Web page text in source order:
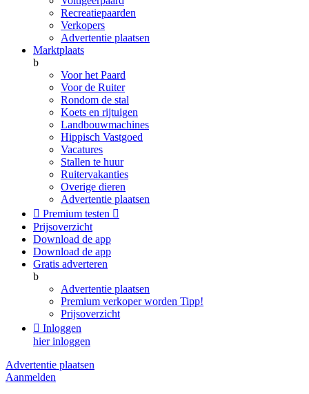
Recreatiepaarden
Verkopers
Advertentie plaatsen
Marktplaats
b
Voor het Paard
Voor de Ruiter
Rondom de stal
Koets en rijtuigen
Landbouwmachines
Hippisch Vastgoed
Vacatures
Stallen te huur
Ruitervakanties
Overige dieren
Advertentie plaatsen
 Premium testen 
Prijsoverzicht
Download de app
Download de app
Gratis adverteren
b
Advertentie plaatsen
Premium verkoper worden Tipp!
Prijsoverzicht
 Inloggen
hier inloggen
Advertentie plaatsen
Aanmelden